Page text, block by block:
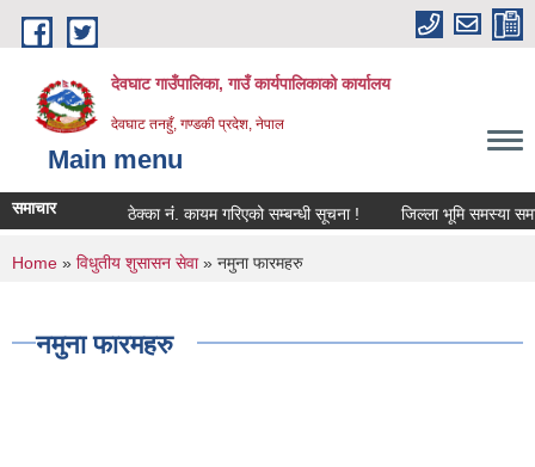
Skip to main content
देवघाट गाउँपालिका, गाउँ कार्यपालिकाको कार्यालय
देवघाट तनहुँ, गण्डकी प्रदेश, नेपाल
Main menu
समाचार ठेक्का नंं. कायम गरिएको सम्बन्धी सूचना ! जिल्ला भूमि समस्या
You are here
Home » विधुतीय शुसासन सेवा» नमुना फारमहरु
नमुना फारमहरु